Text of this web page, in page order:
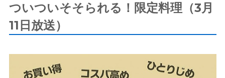
ついついそそられる！限定料理（3月
11日放送）